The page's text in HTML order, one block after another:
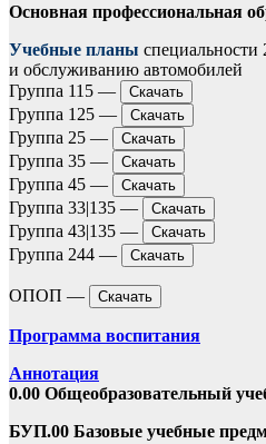
Основная профессиональная
Учебные планы
и обслуживанию автомобилей
Группа 115 —
Скачать
Группа 125 — Скачать
Группа 25 — Скачать
Группа 35 — Скачать
Группа 45 — Скачать
Группа 33|135 — Скачать
Группа 43|135 — Скачать
Группа 244 — Скачать
ОПОП — Скачать
Программа воспитания
Аннотация
0.00 Общеобразовательный
БУП.00 Базовые учебные